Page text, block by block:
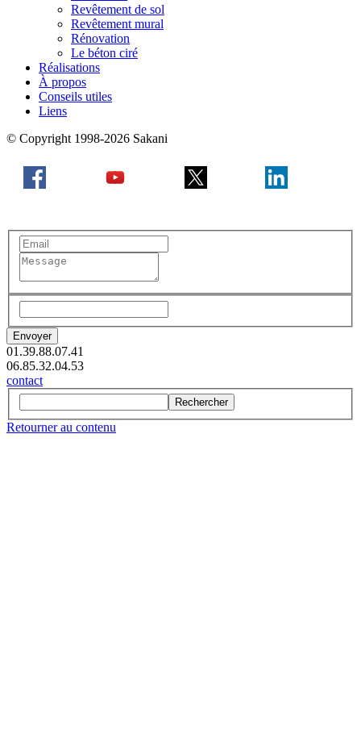
Revêtement de sol
Revêtement mural
Rénovation
Le béton ciré
Réalisations
À propos
Conseils utiles
Liens
© Copyright 1998-2026 Sakani
01.39.88.07.41
06.85.32.04.53
contact
Rechercher
Retourner au contenu